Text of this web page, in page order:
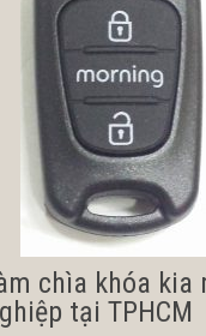
chìa khóa kia
tại TPHCM